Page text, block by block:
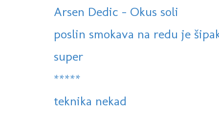
Arsen Dedic - Okus soli
poslin smokava na redu je
super
*****
teknika nekad